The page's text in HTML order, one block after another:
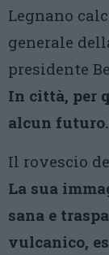
Legnano
generale
presidente
In città, per
alcun
Il rovescio
La sua
sana e
vulcanico,